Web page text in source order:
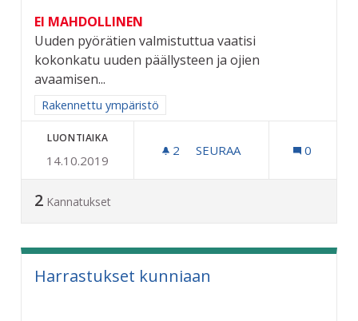
EI MAHDOLLINEN
Uuden pyörätien valmistuttua vaatisi
kokonkatu uuden päällysteen ja ojien
avaamisen...
Rajaa tulokset aihepiirin mukaan: Rakennettu ympäristö
Rakennettu ympäristö
LUONTIAIKA
14.10.2019
2 2 SEURAAJAA
SEURAA 0
2 Kannatukset
Harrastukset kunniaan